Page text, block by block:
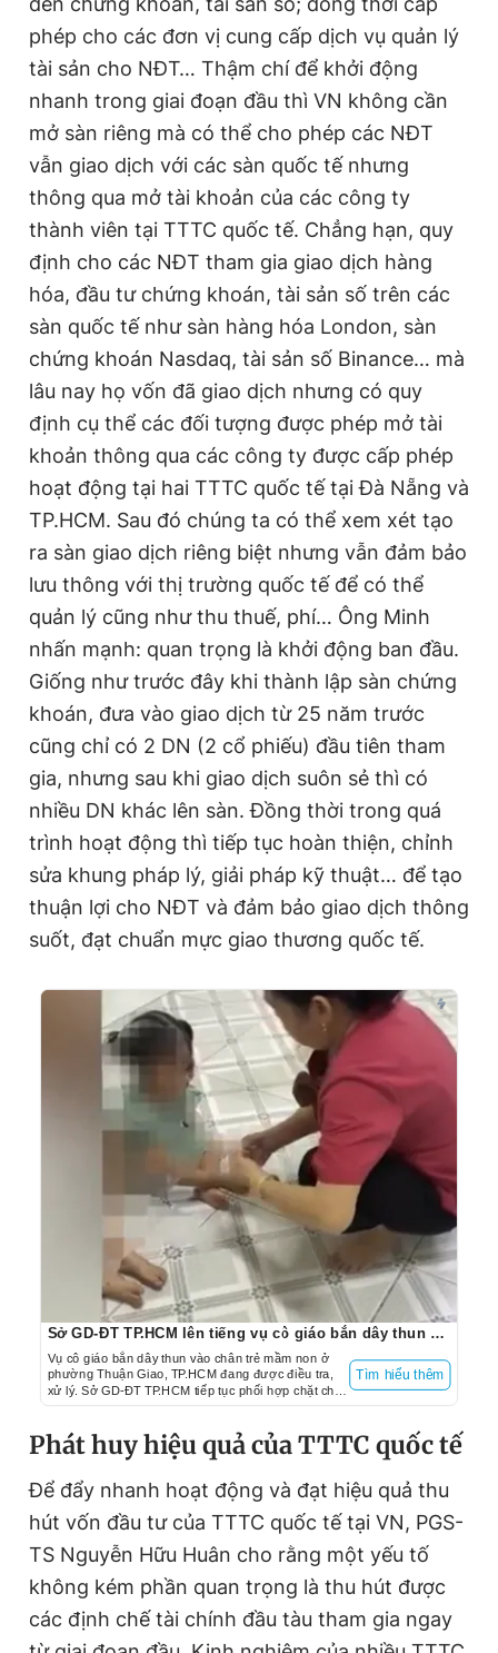
phép cho các đơn vị cung cấp dịch vụ quản lý
tài sản cho NĐT… Thậm chí để khởi động
nhanh trong giai đoạn đầu thì VN không cần
mở sàn riêng mà có thể cho phép các NĐT
vẫn giao dịch với các sàn quốc tế nhưng
thông qua mở tài khoản của các công ty
thành viên tại TTTC quốc tế. Chẳng hạn, quy
định cho các NĐT tham gia giao dịch hàng
hóa, đầu tư chứng khoán, tài sản số trên các
sàn quốc tế như sàn hàng hóa London, sàn
chứng khoán Nasdaq, tài sản số Binance… mà
lâu nay họ vốn đã giao dịch nhưng có quy
định cụ thể các đối tượng được phép mở tài
khoản thông qua các công ty được cấp phép
hoạt động tại hai TTTC quốc tế tại Đà Nẵng và
TP.HCM. Sau đó chúng ta có thể xem xét tạo
ra sàn giao dịch riêng biệt nhưng vẫn đảm bảo
lưu thông với thị trường quốc tế để có thể
quản lý cũng như thu thuế, phí… Ông Minh
nhấn mạnh: quan trọng là khởi động ban đầu.
Giống như trước đây khi thành lập sàn chứng
khoán, đưa vào giao dịch từ 25 năm trước
cũng chỉ có 2 DN (2 cổ phiếu) đầu tiên tham
gia, nhưng sau khi giao dịch suôn sẻ thì có
nhiều DN khác lên sàn. Đồng thời trong quá
trình hoạt động thì tiếp tục hoàn thiện, chỉnh
sửa khung pháp lý, giải pháp kỹ thuật… để tạo
thuận lợi cho NĐT và đảm bảo giao dịch thông
suốt, đạt chuẩn mực giao thương quốc tế.
Sở GD-ĐT TP.HCM lên tiếng vụ cô giáo bắn dây thun vào chân trẻ
Vụ cô giáo bắn dây thun vào chân trẻ mầm non ở
phường Thuận Giao, TP.HCM đang được điều tra,
xử lý. Sở GD-ĐT TP.HCM tiếp tục phối hợp chặt chẽ,
theo dõi, chỉ đạo xử lý hành vi vi phạm.
Tìm hiểu thêm
Phát huy hiệu quả của TTTC quốc tế
Để đẩy nhanh hoạt động và đạt hiệu quả thu
hút vốn đầu tư của TTTC quốc tế tại VN, PGS-
TS Nguyễn Hữu Huân cho rằng một yếu tố
không kém phần quan trọng là thu hút được
các định chế tài chính đầu tàu tham gia ngay